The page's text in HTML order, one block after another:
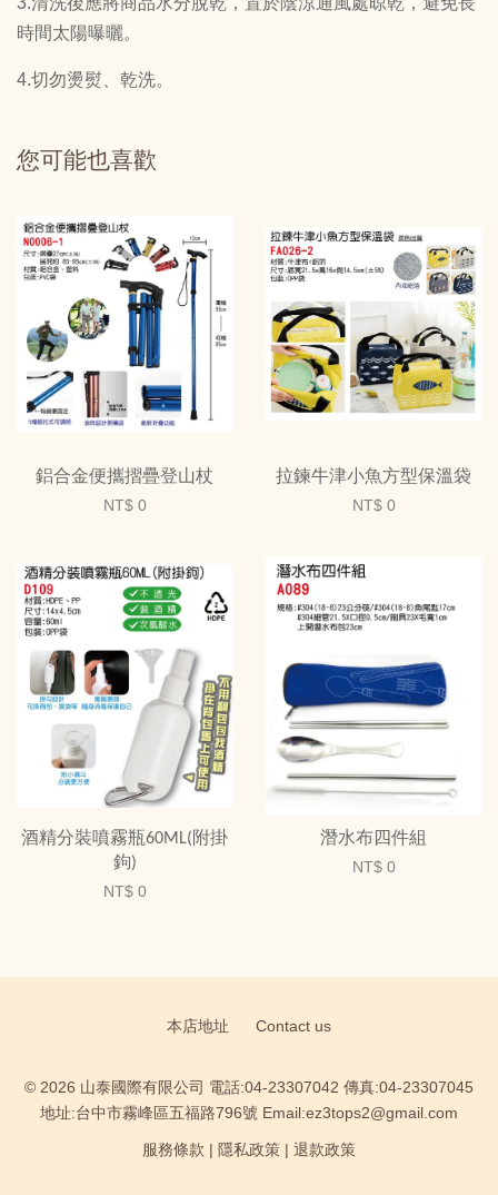
時間太陽曝曬。
4.切勿燙熨、乾洗。
您可能也喜歡
鋁合金便攜摺疊登山杖
NT$ 0
拉鍊牛津小魚方型保溫袋
NT$ 0
酒精分裝噴霧瓶60ML(附掛
鉤)
NT$ 0
潛水布四件組
NT$ 0
本店地址 Contact us
© 2026 山泰國際有限公司 電話:04-23307042 傳真:04-23307045
地址:台中市霧峰區五福路796號 Email:ez3tops2@gmail.com
服務條款 隱私政策 退款政策